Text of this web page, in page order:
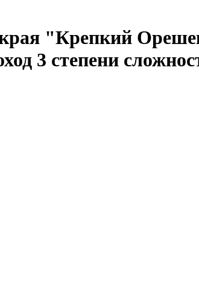
"Крепкий
3 степени